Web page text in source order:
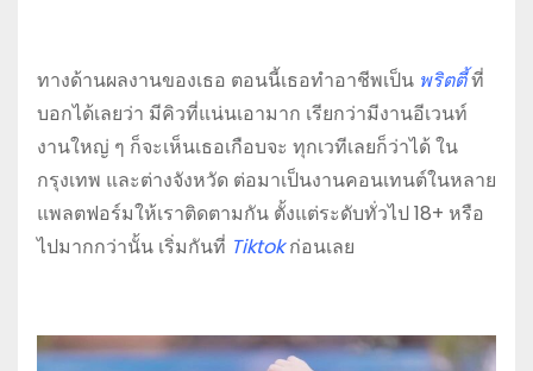
ทางด้านผลงานของเธอ ตอนนี้เธอทำอาชีพเป็น พริตตี้ที่
บอกได้เลยว่า มีคิวที่แน่นเอามาก เรียกว่ามีงานอีเวนท์
งานใหญ่ ๆ ก็จะเห็นเธอเกือบจะ ทุกเวทีเลยก็ว่าได้ ใน
กรุงเทพ และต่างจังหวัด ต่อมาเป็นงานคอนเทนต์ในหลาย
แพลตฟอร์มให้เราติดตามกัน ตั้งแต่ระดับทั่วไป 18+ หรือ
ไปมากกว่านั้น เริ่มกันที่ Tiktok ก่อนเลย